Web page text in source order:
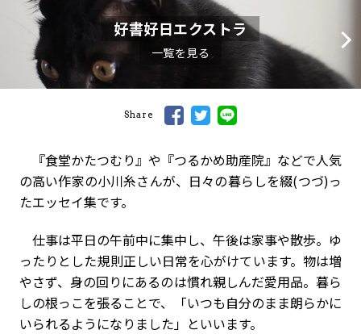
好書好日エクストラ
一覧を見る
Share
『食堂かたつむり』や『つるかめ助産院』などで人気
の高い作家の小川糸さんが、日々の暮らしを綴(つづ)っ
たエッセイ集です。
仕事は平日の午前中に集中し、午後は家事や散歩。ゆ
ったりとした規則正しい日常を心がけています。物は増
やさず、身の回りにあるのは慣れ親しんだ愛用品。暮ら
しの根っこを張ることで、「いつも自分のまま朗らかに
いられるようになりました」といいます。